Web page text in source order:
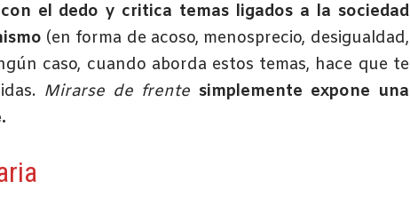
el dedo y critica temas ligados a la sociedad
(en forma de acoso, menosprecio, desigualdad,
caso, cuando aborda estos temas, hace que te
Mirarse de frente simplemente expone una